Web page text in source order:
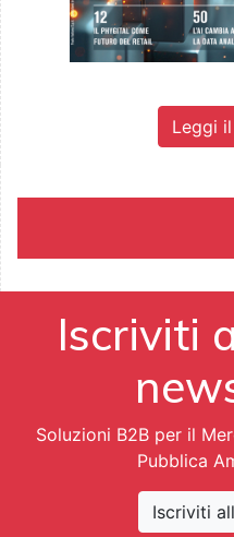
Leggi
Iscriviti
Soluzioni B2B per il
Pubblica
Iscriviti